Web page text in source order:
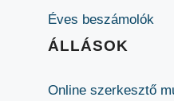
Éves beszámolók
ÁLLÁSOK
Online szerkesztő